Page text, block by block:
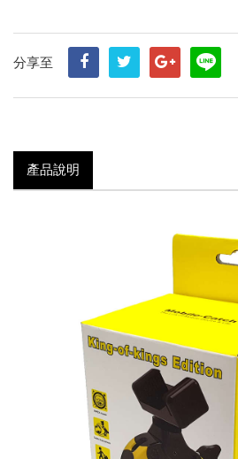
分享至
產品說明